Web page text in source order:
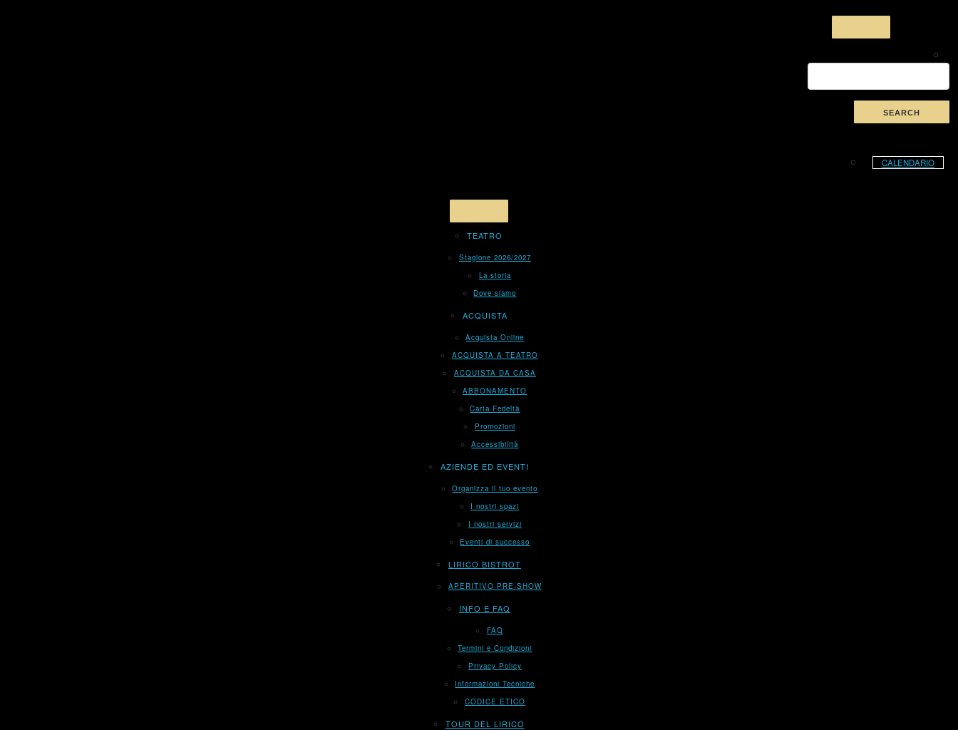
CALENDARIO
TEATRO
Stagione 2026/2027
La storia
Dove siamo
ACQUISTA
Acquista Online
ACQUISTA A TEATRO
ACQUISTA DA CASA
ABBONAMENTO
Carta Fedeltà
Promozioni
Accessibilità
AZIENDE ED EVENTI
Organizza il tuo evento
I nostri spazi
I nostri servizi
Eventi di successo
LIRICO BISTROT
APERITIVO PRE-SHOW
INFO E FAQ
FAQ
Termini e Condizioni
Privacy Policy
Informazioni Tecniche
CODICE ETICO
TOUR DEL LIRICO